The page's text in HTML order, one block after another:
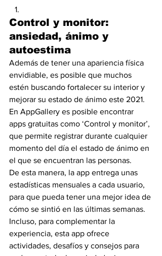
Control y monitor:
ansiedad, ánimo y
autoestima
Además de tener una apariencia física
envidiable, es posible que muchos
estén buscando fortalecer su interior y
mejorar su estado de ánimo este 2021.
En AppGallery es posible encontrar
apps gratuitas como ‘Control y monitor’,
que permite registrar durante cualquier
momento del día el estado de ánimo en
el que se encuentran las personas.
De esta manera, la app entrega unas
estadísticas mensuales a cada usuario,
para que pueda tener una mejor idea de
cómo se sintió en las últimas semanas.
Incluso, para complementar la
experiencia, esta app ofrece
actividades, desafíos y consejos para